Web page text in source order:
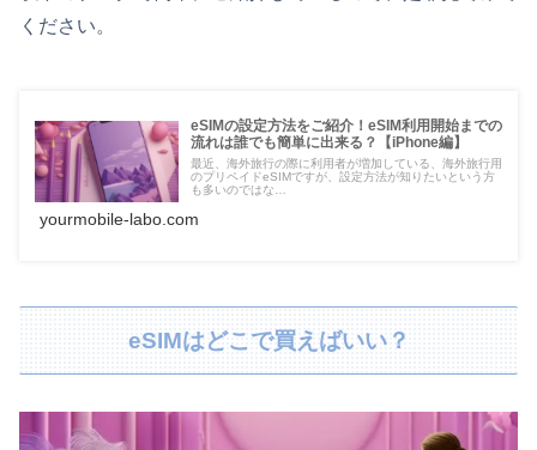
ください。
eSIMの設定方法をご紹介！eSIM利用開始までの
流れは誰でも簡単に出来る？【iPhone編】
最近、海外旅行の際に利用者が増加している、海外旅行用
のプリペイドeSIMですが、設定方法が知りたいという方
も多いのではな…
yourmobile-labo.com
eSIMはどこで買えばいい？